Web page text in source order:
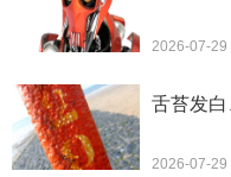
2026-07-29
舌苔发
2026-07-29